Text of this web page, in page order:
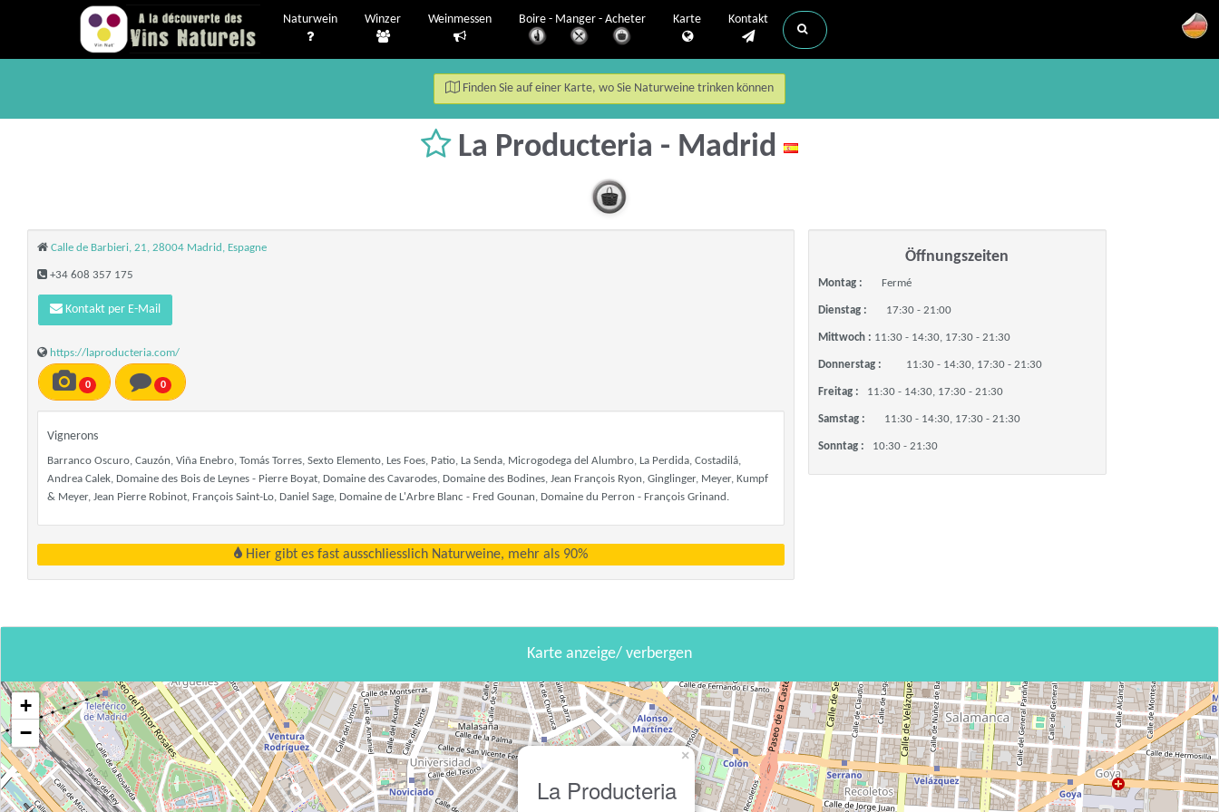
Naturwein Winzer Weinmessen Boire - Manger - Acheter Karte Kontakt
Finden Sie auf einer Karte, wo Sie Naturweine trinken können
La Producteria - Madrid
Calle de Barbieri, 21, 28004 Madrid, Espagne
+34 608 357 175
Kontakt per E-Mail
https://laproducteria.com/
0 0
Vignerons
Barranco Oscuro, Cauzón, Viña Enebro, Tomás Torres, Sexto Elemento, Les Foes, Patio, La Senda, Microgodega del Alumbro, La Perdida, Costadilá,
Andrea Calek, Domaine des Bois de Leynes - Pierre Boyat, Domaine des Cavarodes, Domaine des Bodines, Jean François Ryon, Ginglinger, Meyer, Kumpf
& Meyer, Jean Pierre Robinot, François Saint-Lo, Daniel Sage, Domaine de L'Arbre Blanc - Fred Gounan, Domaine du Perron - François Grinand.
Hier gibt es fast ausschliesslich Naturweine, mehr als 90%
Öffnungszeiten
Montag : Fermé
Dienstag : 17:30 - 21:00
Mittwoch : 11:30 - 14:30, 17:30 - 21:30
Donnerstag : 11:30 - 14:30, 17:30 - 21:30
Freitag : 11:30 - 14:30, 17:30 - 21:30
Samstag : 11:30 - 14:30, 17:30 - 21:30
Sonntag : 10:30 - 21:30
Karte anzeige/ verbergen
La Producteria
×
+
−